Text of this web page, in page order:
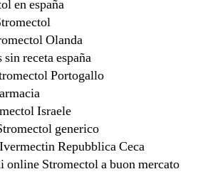
en españa
Olanda
receta españa
Portogallo
Israele
generico
Repubblica Ceca
online Stromectol a buon mercato